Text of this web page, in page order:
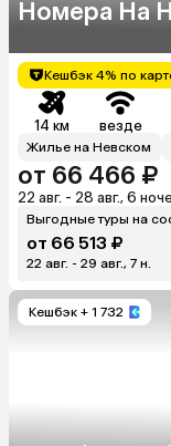
Номера На
Кешбэк 4% по
14 км везде
Жилье на Невском
от 66 466 ₽
22 авг. - 28 авг., 6
Выгодные туры на
от 66 513 ₽
22 авг. - 29 авг., 7 н.
Кешбэк + 1 732